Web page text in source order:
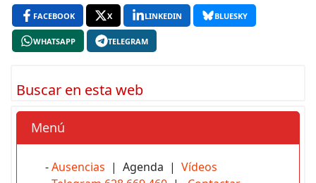
FACEBOOK X LINKEDIN BLUESKY
WHATSAPP TELEGRAM
Buscar en esta web
Menú
-Ausencias | Agenda | Vídeos